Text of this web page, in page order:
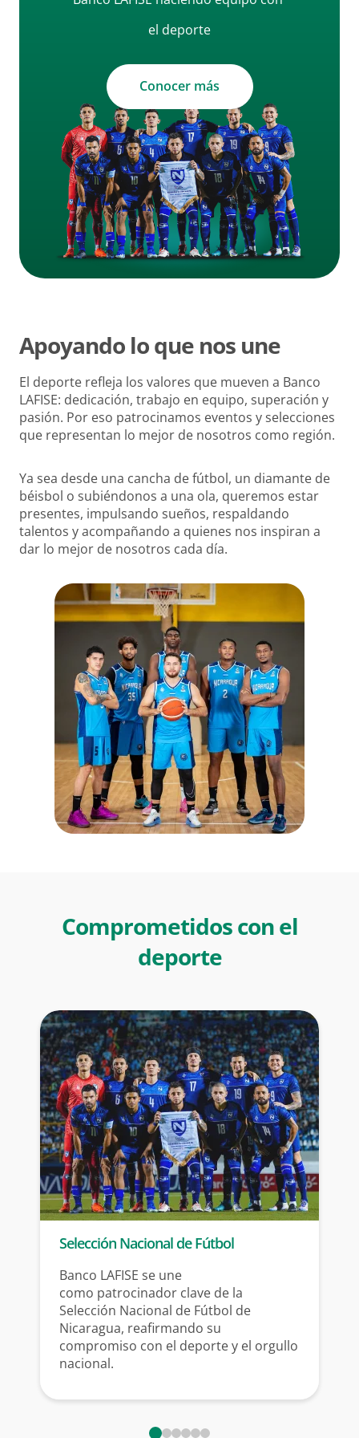
el deporte
Conocer más
Apoyando lo que nos une
El deporte refleja los valores que mueven a Banco
LAFISE: dedicación, trabajo en equipo, superación y
pasión. Por eso patrocinamos eventos y selecciones
que representan lo mejor de nosotros como región.
Ya sea desde una cancha de fútbol, un diamante de
béisbol o subiéndonos a una ola, queremos estar
presentes, impulsando sueños, respaldando
talentos y acompañando a quienes nos inspiran a
dar lo mejor de nosotros cada día.
Comprometidos con el
deporte
Selección Nacional de Fútbol
Banco LAFISE se une
como patrocinador clave de la
Selección Nacional de Fútbol de
Nicaragua, reafirmando su
compromiso con el deporte y el orgullo
nacional.